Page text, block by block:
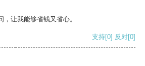
让我能够省钱又省心。
支持[0] 反对[0]